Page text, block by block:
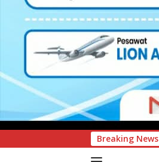
Breaking News
Tambah Delapan Program Studi